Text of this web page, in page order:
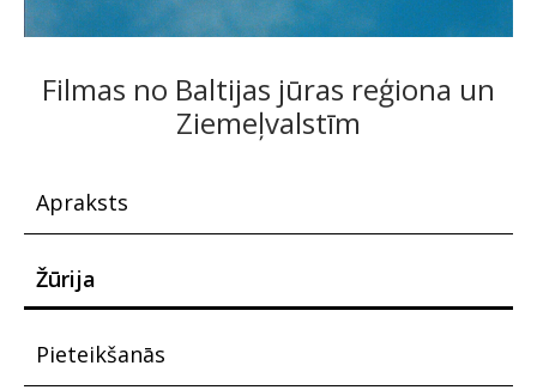
Filmas no Baltijas jūras reģiona un
Ziemeļvalstīm
Apraksts
Žūrija
Pieteikšanās